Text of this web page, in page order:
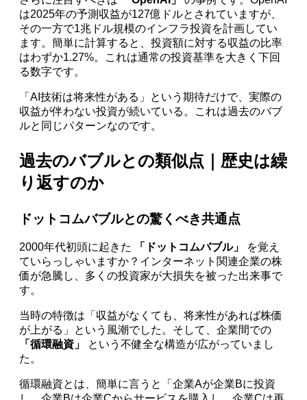
は2025年の予測収益が127億ドルとされていますが、
その一方で1兆ドル規模のインフラ投資を計画してい
ます。簡単に計算すると、投資額に対する収益の比率
はわずか1.27%。これは通常の投資基準を大きく下回
る数字です。
「AI技術は将来性がある」という期待だけで、実際の
収益が伴わない投資が続いている。これは過去のバブ
ルと同じパターンなのです。
過去のバブルとの類似点｜歴史は繰
り返すのか
ドットコムバブルとの驚くべき共通点
2000年代初頭に起きた 「ドットコムバブル」
を覚え
ていらっしゃいますか？インターネット関連企業の株
価が急騰し、多くの投資家が大損失を被った出来事で
す。
当時の特徴は「収益がなくても、将来性があれば株価
が上がる」という風潮でした。そして、企業間での
「循環融資」
という不健全な構造が広がっていまし
た。
循環融資とは、簡単に言うと「企業Aが企業Bに投資